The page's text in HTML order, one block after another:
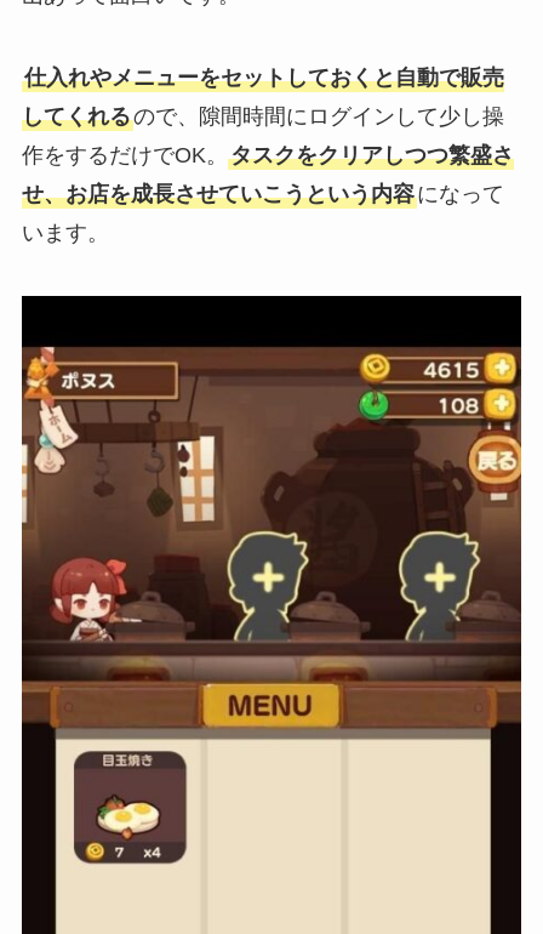
仕入れやメニューをセットしておくと自動で販売
してくれるので、隙間時間にログインして少し操
作をするだけでOK。 タスクをクリアしつつ繁盛さ
せ、お店を成長させていこうという内容になって
います。